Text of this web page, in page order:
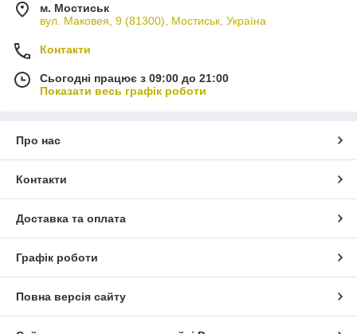
м. Мостиськ
вул. Маковея, 9 (81300), Мостиськ, Україна
Контакти
Сьогодні працює з 09:00 до 21:00
Показати весь графік роботи
Про нас
Контакти
Доставка та оплата
Графік роботи
Повна версія сайту